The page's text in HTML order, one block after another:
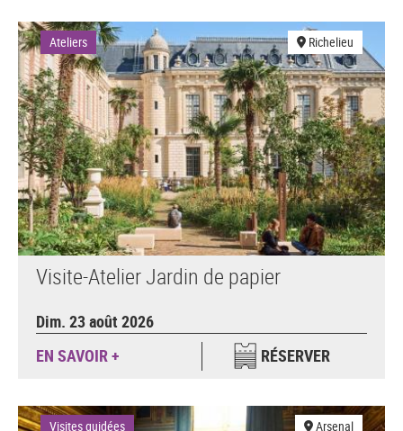
Ateliers Richelieu
Visite-Atelier Jardin de papier
Dim. 23 août 2026
EN SAVOIR +
RÉSERVER
Visites guidées Arsenal